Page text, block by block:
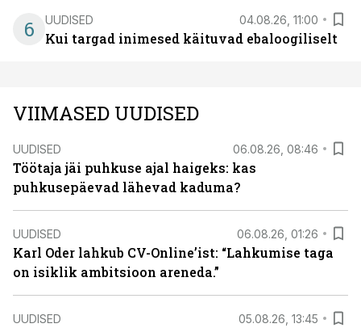
6 UUDISED 04.08.26, 11:00
Kui targad inimesed käituvad ebaloogiliselt
VIIMASED UUDISED
UUDISED 06.08.26, 08:46
Töötaja jäi puhkuse ajal haigeks: kas
puhkusepäevad lähevad kaduma?
UUDISED 06.08.26, 01:26
Karl Oder lahkub CV-Online’ist: “Lahkumise taga
on isiklik ambitsioon areneda.”
UUDISED 05.08.26, 13:45